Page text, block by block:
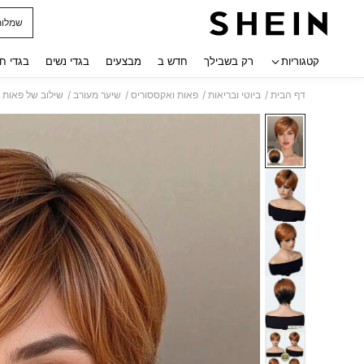
קטגוריות רק בשבילך חדש ב מבצעים בגדי נשים בגדי
דף הבית / ביוטי ובריאות / פאות ואקססוריס / שיער מעורב / שילוב של פאות Wear & Go במחירים נוחים